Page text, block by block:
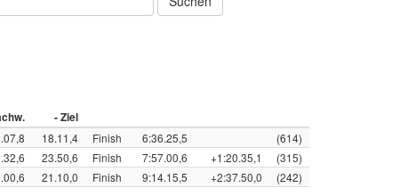
- Ziel
18.11,4 Finish 6:36.25,5
(614)
23.50,6 Finish 7:57.00,6 +1:20.35,1
(315)
21.10,0 Finish 9:14.15,5 +2:37.50,0
(242)